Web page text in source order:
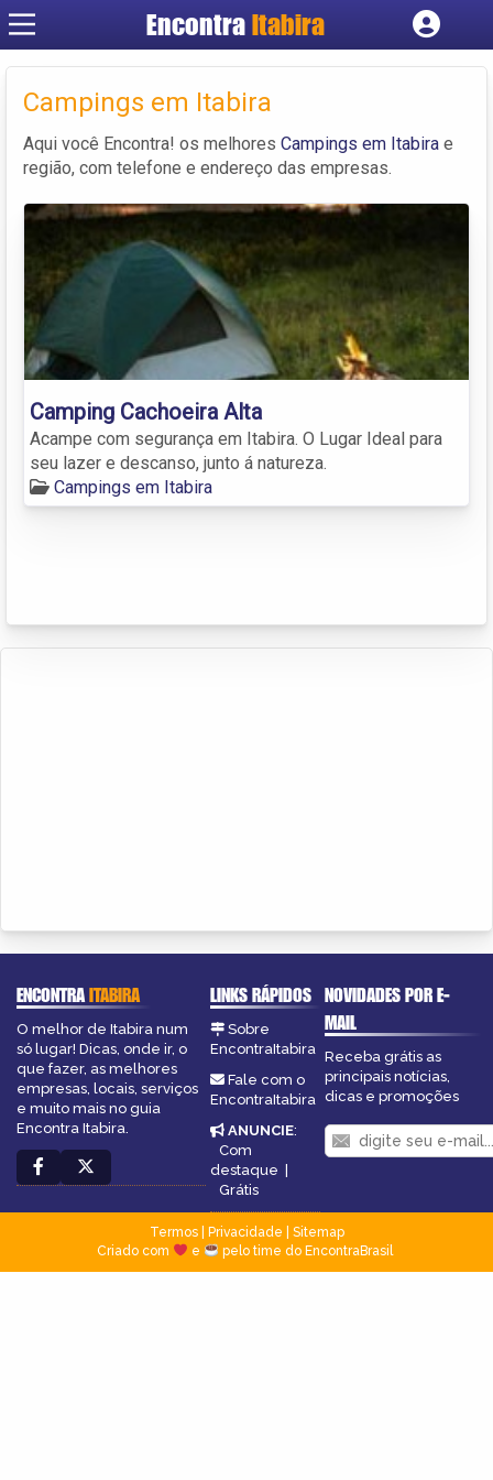
EncontraItabira
Cadastrar empresa
Criar conta
Campings em Itabira
Aqui você Encontra! os melhores Campings em Itabira e
região, com telefone e endereço das empresas.
Camping Cachoeira Alta
Acampe com segurança em Itabira. O Lugar Ideal para
seu lazer e descanso, junto á natureza.
Campings em Itabira
ENCONTRAITABIRA
O melhor de Itabira num
só lugar! Dicas, onde ir, o
que fazer, as melhores
empresas, locais, serviços
e muito mais no guia
Encontra Itabira.
LINKS RÁPIDOS
Sobre
EncontraItabira
Fale com o
EncontraItabira
ANUNCIE:
Com
destaque |
Grátis
NOVIDADES POR E-
MAIL
Receba grátis as
principais notícias,
dicas e promoções
Termos| Privacidade
Sitemap
Criado com
e pelo time do EncontraBrasil